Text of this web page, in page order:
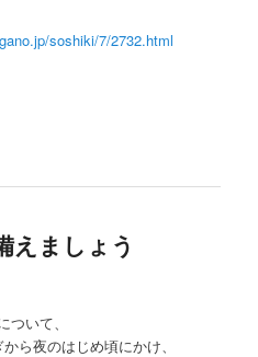
soshiki/7/2732.html
えましょう
いて、
ら夜のはじめ頃にかけ、